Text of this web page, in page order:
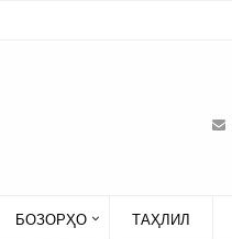
БОЗОРҲО ТАҲЛИЛ